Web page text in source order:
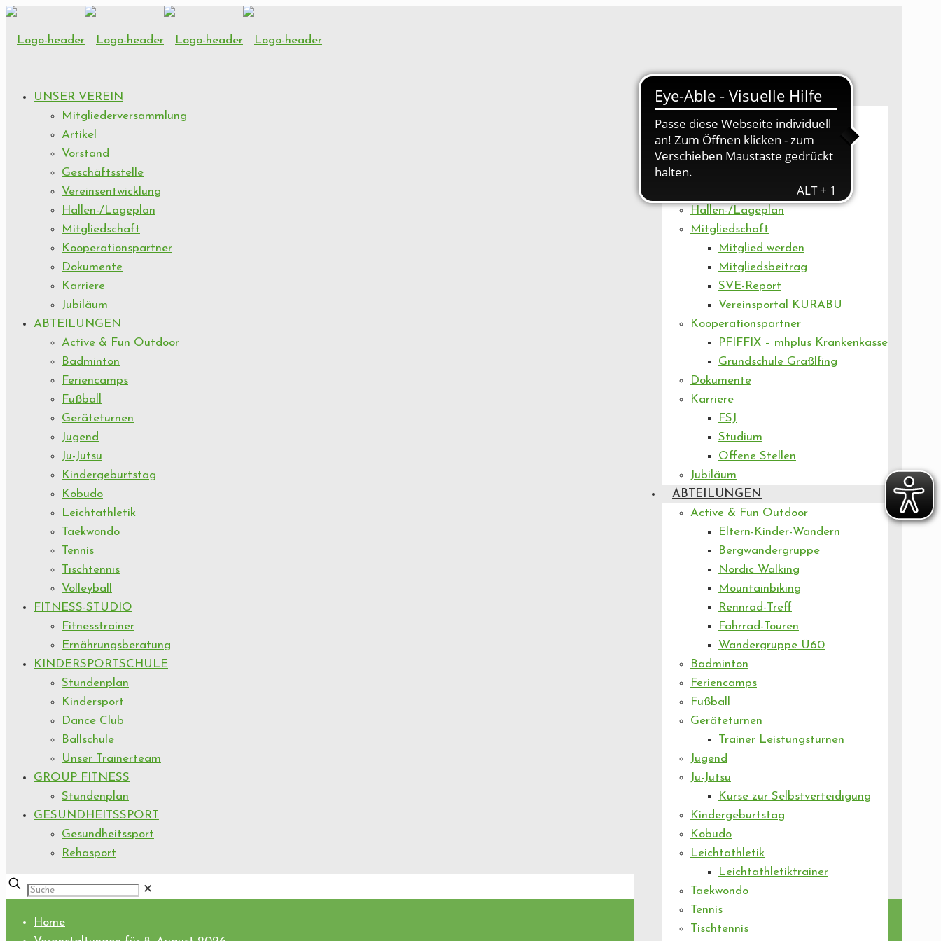
UNSER VEREIN
Artikel
Vorstand
Geschäftsstelle
Hallen-/Lageplan
Mitgliedschaft
Mitglied werden
Mitgliedsbeitrag
SVE-Report
Vereinsportal KURABU
Kooperationspartner
PFIFFIX – mhplus Krankenkasse
Grundschule Graßlfing
Dokumente
Karriere
FSJ
Studium
Offene Stellen
Jubiläum
ABTEILUNGEN
Active & Fun Outdoor
Eltern-Kinder-Wandern
Bergwandergruppe
Nordic Walking
Mountainbiking
Rennrad-Treff
Fahrrad-Touren
Wandergruppe Ü60
Badminton
Feriencamps
Fußball
Geräteturnen
Trainer Leistungsturnen
Jugend
Ju-Jutsu
Kurse zur Selbstverteidigung
Kindergeburtstag
Kobudo
Leichtathletik
Leichtathletiktrainer
Taekwondo
Tennis
Tischtennis
UNSER VEREIN
Mitgliederversammlung
Artikel
Vorstand
Geschäftsstelle
Vereinsentwicklung
Hallen-/Lageplan
Mitgliedschaft
Kooperationspartner
Dokumente
Karriere
Jubiläum
ABTEILUNGEN
Active & Fun Outdoor
Badminton
Feriencamps
Fußball
Geräteturnen
Jugend
Ju-Jutsu
Kindergeburtstag
Kobudo
Leichtathletik
Taekwondo
Tennis
Tischtennis
Volleyball
FITNESS-STUDIO
Fitnesstrainer
Ernährungsberatung
KINDERSPORTSCHULE
Stundenplan
Kindersport
Dance Club
Ballschule
Unser Trainerteam
GROUP FITNESS
Stundenplan
GESUNDHEITSSPORT
Gesundheitssport
Rehasport
✕
Home